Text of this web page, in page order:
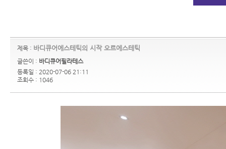
제목 : 바디큐어에스테틱의 시작 오르에스테틱
글쓴이 : 바디큐어필라테스
등록일 : 2020-07-06 21:11
조회수 : 1046